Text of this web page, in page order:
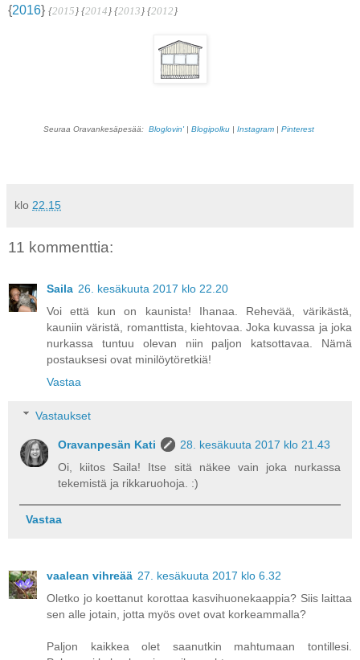
{2016} {2015 } {2014 } {2013 } {2012 }
Seuraa Oravankesäpesää: Bloglovin' | Blogipolku | Instagram | Pinterest
klo 22.15
11 kommenttia:
Saila 26. kesäkuuta 2017 klo 22.20
Voi että kun on kaunista! Ihanaa. Rehevää, värikästä,
kauniin väristä, romanttista, kiehtovaa. Joka kuvassa ja joka
nurkassa tuntuu olevan niin paljon katsottavaa. Nämä
postauksesi ovat minilöytöretkiä!
Vastaa
Vastaukset
Oravanpesän Kati
28. kesäkuuta 2017 klo 21.43
Oi, kiitos Saila! Itse sitä näkee vain joka nurkassa
tekemistä ja rikkaruohoja. :)
Vastaa
vaalean vihreää 27. kesäkuuta 2017 klo 6.32
Oletko jo koettanut korottaa kasvihuonekaappia? Siis laittaa
sen alle jotain, jotta myös ovet ovat korkeammalla?
Paljon kaikkea olet saanutkin mahtumaan tontillesi.